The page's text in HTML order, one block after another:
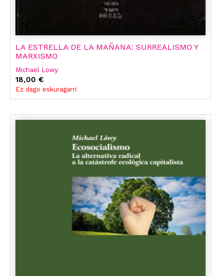
LA ESTRELLA DE LA MAÑANA: SURREALISMO Y
MARXISMO
Michael Lowy
18,00 €
Ez dago eskuragarri